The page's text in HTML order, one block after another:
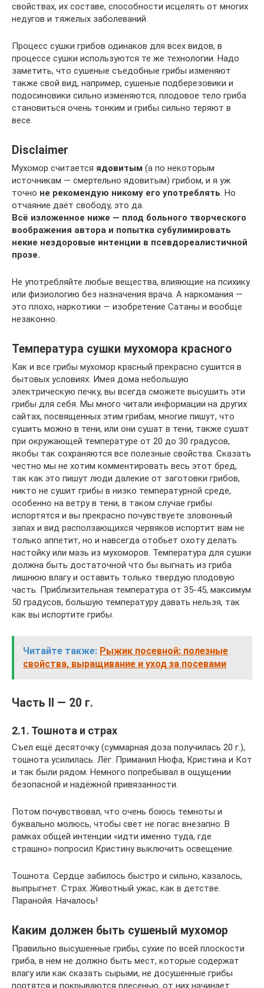
свойствах, их составе, способности исцелять от многих
недугов и тяжелых заболеваний.
Процесс сушки грибов одинаков для всех видов, в
процессе сушки используются те же технологии. Надо
заметить, что сушеные съедобные грибы изменяют
также свой вид, например, сушеные подберезовики и
подосиновики сильно изменяются, плодовое тело гриба
становиться очень тонким и грибы сильно теряют в
весе.
Disclaimer
Мухомор считается ядовитым (а по некоторым
источникам — смертельно ядовитым) грибом, и я уж
точно не рекомендую никому его употреблять . Но
отчаяние даёт свободу, это да.
Всё изложенное ниже — плод больного творческого
воображения автора и попытка субулимировать
некие нездоровые интенции в псевдореалистичной
прозе.
Не употребляйте любые вещества, влияющие на психику
или физиологию без назначения врача. А наркомания —
это плохо, наркотики — изобретение Сатаны и вообще
незаконно.
Температура сушки мухомора красного
Как и все грибы мухомор красный прекрасно сушится в
бытовых условиях. Имея дома небольшую
электрическую печку, вы всегда сможете высушить эти
грибы для себя. Мы много читали информации на других
сайтах, посвященных этим грибам, многие пишут, что
сушить можно в тени, или они сушат в тени, также сушат
при окружающей температуре от 20 до 30 градусов,
якобы так сохраняются все полезные свойства. Сказать
честно мы не хотим комментировать весь этот бред,
так как это пишут люди далекие от заготовки грибов,
никто не сушит грибы в низко температурной среде,
особенно на ветру в тени, в таком случае грибы
испортятся и вы прекрасно почувствуете зловонный
запах и вид расползающихся червяков испортит вам не
только аппетит, но и навсегда отобьет охоту делать
настойку или мазь из мухоморов. Температура для сушки
должна быть достаточной что бы выгнать из гриба
лишнюю влагу и оставить только твердую плодовую
часть. Приблизительная температура от 35-45, максимум
50 градусов, большую температуру давать нельзя, так
как вы испортите грибы.
Читайте также: Рыжик посевной: полезные
свойства, выращивание и уход за посевами
Часть II — 20 г.
2.1. Тошнота и страх
Съел ещё десяточку (суммарная доза получилась 20 г.),
тошнота усилилась. Лёг. Приманил Нюфа, Кристина и Кот
и так были рядом. Немного попребывал в ощущении
безопасной и надёжной привязанности.
Потом почувствовал, что очень боюсь темноты и
буквально молюсь, чтобы свет не погас внезапно. В
рамках общей интенции «идти именно туда, где
страшно» попросил Кристину выключить освещение.
Тошнота. Сердце забилось быстро и сильно, казалось,
выпрыгнет. Страх. Животный ужас, как в детстве.
Паранойя. Началось!
Каким должен быть сушеный мухомор
Правильно высушенные грибы, сухие по всей плоскости
гриба, в нем не должно быть мест, которые содержат
влагу или как сказать сырыми, не досушенные грибы
портятся и покрываются плесенью, от них начинает